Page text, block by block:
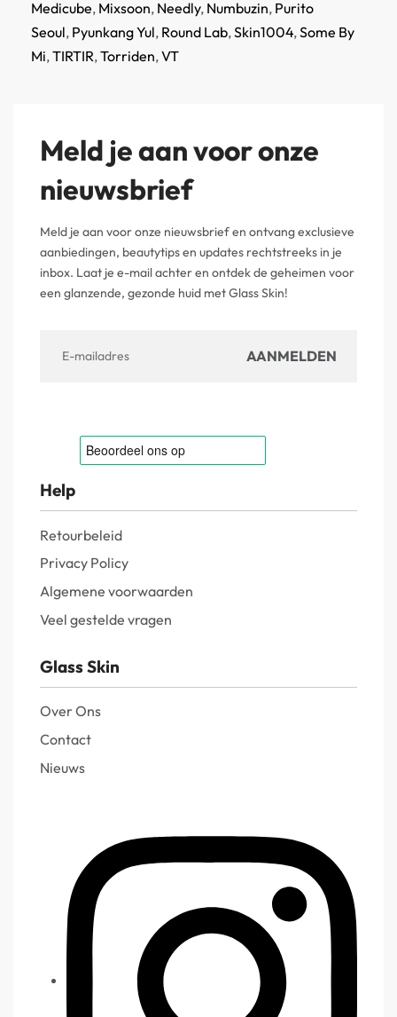
Medicube, Mixsoon, Needly, Numbuzin, Purito
Seoul, Pyunkang Yul, Round Lab,Skin1004,Some By
Mi,TIRTIR,Torriden,VT
Meld je aan voor onze
nieuwsbrief
Meld je aan voor onze nieuwsbrief en ontvang exclusieve
aanbiedingen, beautytips en updates rechtstreeks in je
inbox. Laat je e-mail achter en ontdek de geheimen voor
een glanzende, gezonde huid met Glass Skin!
Help
Retourbeleid
Privacy Policy
Algemene voorwaarden
Veel gestelde vragen
Glass Skin
Over Ons
Contact
Nieuws